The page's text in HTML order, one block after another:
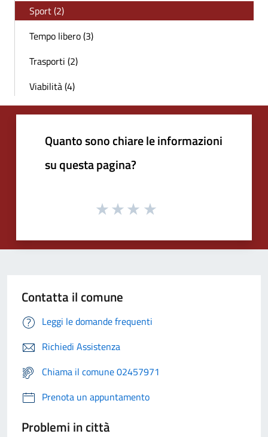
Sport (2)
Tempo libero (3)
Trasporti (2)
Viabilità (4)
Quanto sono chiare le informazioni
su questa pagina?
Contatta il comune
Leggi le domande frequenti
Richiedi Assistenza
Chiama il comune 02457971
Prenota un appuntamento
Problemi in città